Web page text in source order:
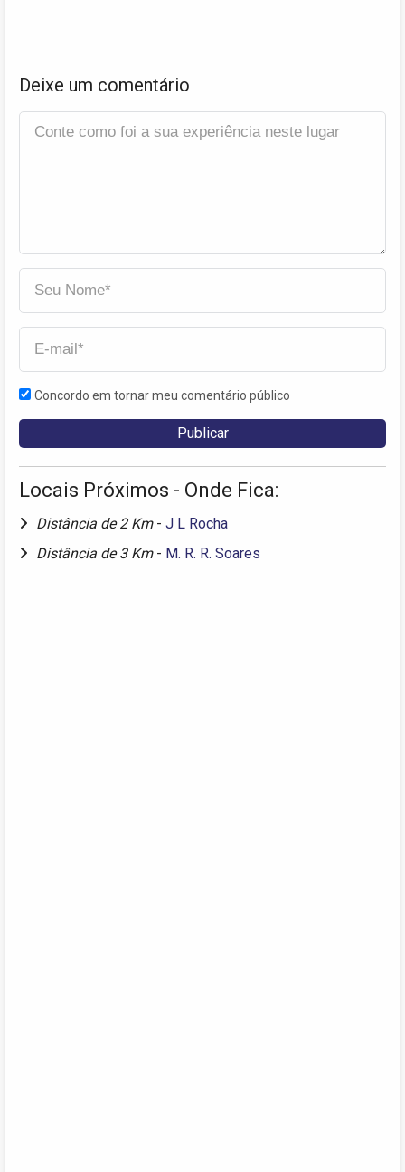
Deixe um comentário
Concordo em tornar meu comentário público
Locais Próximos - Onde Fica:
Distância de 2 Km - J L Rocha
Distância de 3 Km - M. R. R. Soares